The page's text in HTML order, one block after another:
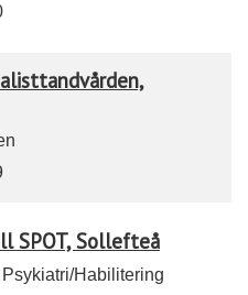
SPOT, Sollefteå
Habilitering